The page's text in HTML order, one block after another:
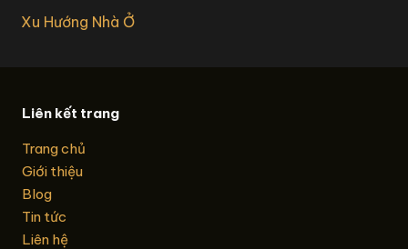
Xu Hướng Nhà Ở
Liên kết trang
Trang chủ
Giới thiệu
Blog
Tin tức
Liên hệ